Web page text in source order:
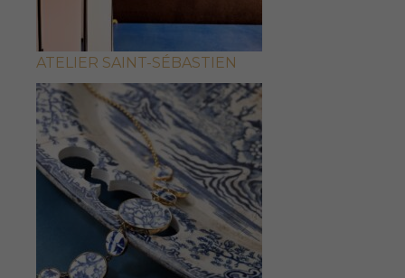
ATELIER SAINT-SÉBASTIEN